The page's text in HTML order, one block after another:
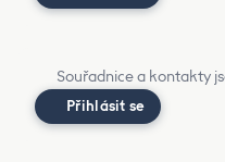
Souřadnice a kontakty
Přihlásit se